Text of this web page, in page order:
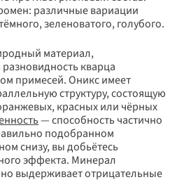
различные вариации
зеленоватого, голубого.
материал,
кварца
примесей. Оникс имеет
структуру, состоящую
красных или чёрных
— способность частично
подобранном
снизу, вы добьётесь
эффекта. Минерал
выдерживает отрицательные